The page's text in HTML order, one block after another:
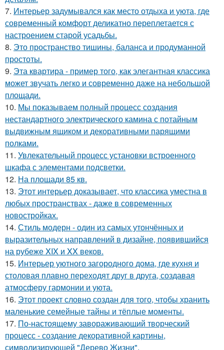
7. Интерьер задумывался как место отдыха и уюта, где
современный комфорт деликатно переплетается с
настроением старой усадьбы.
8. Это пространство тишины, баланса и продуманной
простоты.
9. Эта квартира - пример того, как элегантная классика
может звучать легко и современно даже на небольшой
площади.
10. Мы показываем полный процесс создания
нестандартного электрического камина с потайным
выдвижным ящиком и декоративными парящими
полками.
11. Увлекательный процесс установки встроенного
шкафа с элементами подсветки.
12. На площади 85 кв.
13. Этот интерьер доказывает, что классика уместна в
любых пространствах - даже в современных
новостройках.
14. Стиль модерн - один из самых утончённых и
выразительных направлений в дизайне, появившийся
на рубеже XIX и XX веков.
15. Интерьер уютного загородного дома, где кухня и
столовая плавно переходят друг в друга, создавая
атмосферу гармонии и уюта.
16. Этот проект словно создан для того, чтобы хранить
маленькие семейные тайны и тёплые моменты.
17. По-настоящему завораживающий творческий
процесс - создание декоративной картины,
символизирующей "Дерево Жизни".